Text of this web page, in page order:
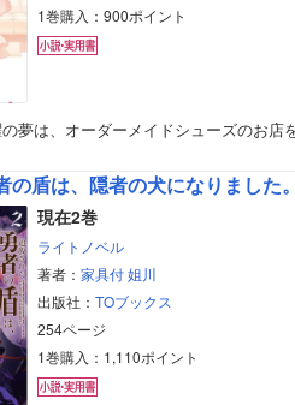
1巻購入：900ポイント
夢は、オーダーメイドシューズのお
の盾は、隠者の犬になりました
現在2巻
ライトノベル
著者： 家具付 姐川
出版社： TOブックス
254ページ
1巻購入：1,110ポイント